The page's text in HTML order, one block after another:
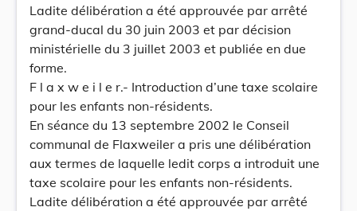
Ladite délibération a été approuvée par arrêté
grand-ducal du 30 juin 2003 et par décision
ministérielle du 3 juillet 2003 et publiée en due
forme.
F l a x w e i l e r.- Introduction d’une taxe scolaire
pour les enfants non-résidents.
En séance du 13 septembre 2002 le Conseil
communal de Flaxweiler a pris une délibération
aux termes de laquelle ledit corps a introduit une
taxe scolaire pour les enfants non-résidents.
Ladite délibération a été approuvée par arrêté